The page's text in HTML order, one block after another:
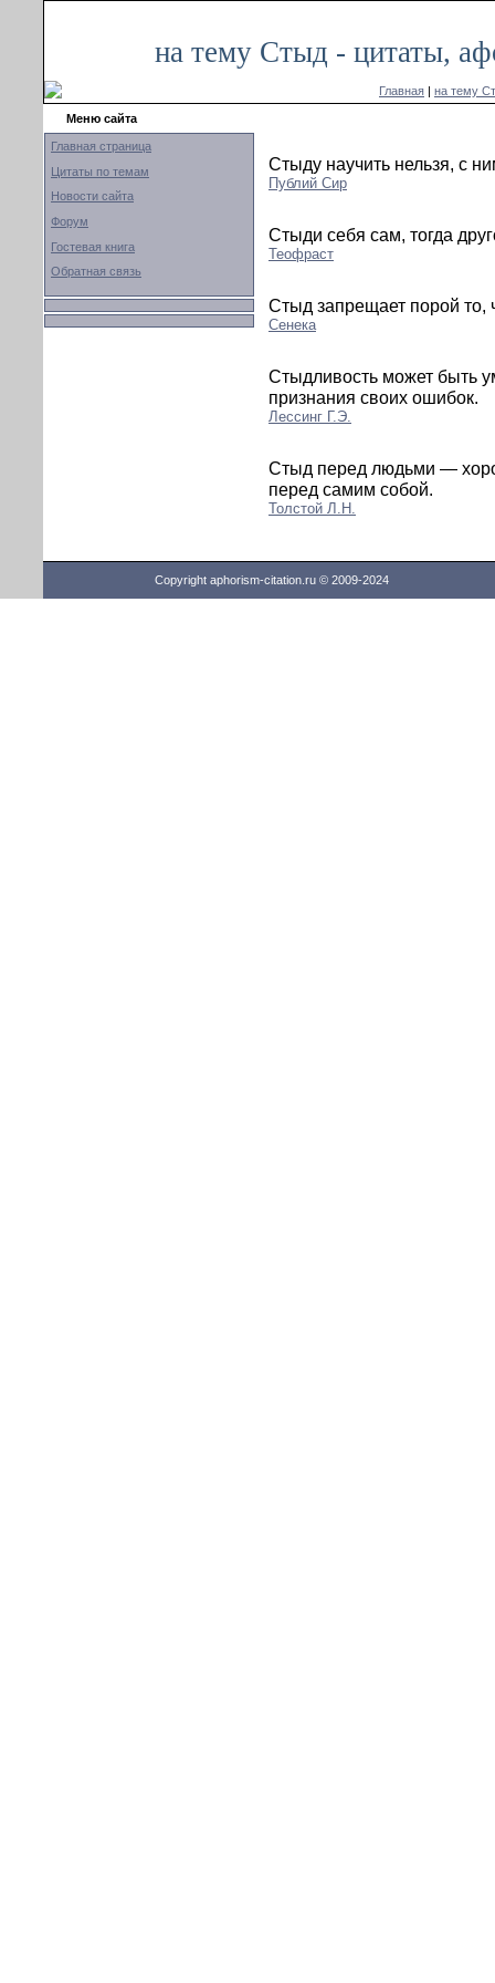
на тему Стыд - цитаты,
Главная | на тему
Меню сайта
Главная страница
Цитаты по темам
Новости сайта
Форум
Гостевая книга
Обратная связь
Стыду научить нельзя, с
Публий Сир
Стыди себя сам, тогда
Теофраст
Стыд запрещает порой то,
Сенека
Стыдливость может быть
признания своих ошибок.
Лессинг Г.Э.
Стыд перед людьми —
перед самим собой.
Толстой Л.Н.
Copyright aphorism-citation.ru © 2009-2024